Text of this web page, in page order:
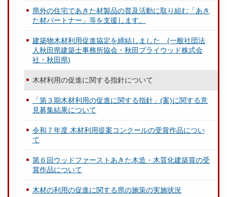
県外の住宅であきた材製品の普及活動に取り組む「あき
た材パートナー」等を支援します。
建築物木材利用促進協定を締結しました (一般社団法
人秋田県建築士事務所協会・秋田プライウッド株式会
社・秋田県)
木材利用の促進に関する指針について
「第３期木材利用の促進に関する指針」(案)に関する意
見募集結果について
令和７年度 木材利用提案コンクールの受賞作品につい
て
第６回ウッドファーストあきた木造・木質化建築賞の受
賞作品について
木材の利用の促進に関する県の施策の実施状況